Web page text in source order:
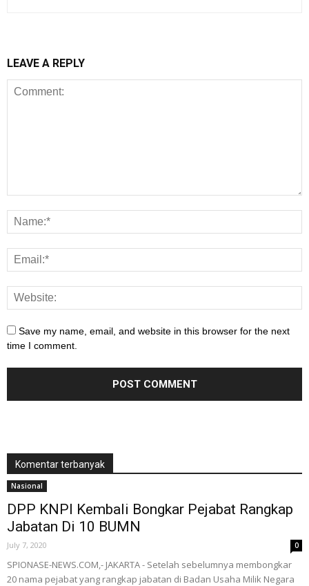
LEAVE A REPLY
Save my name, email, and website in this browser for the next
time I comment.
Komentar terbanyak
Nasional
DPP KNPI Kembali Bongkar Pejabat Rangkap
Jabatan Di 10 BUMN
July 7, 2020 0
SPIONASE-NEWS.COM,- JAKARTA - Setelah sebelumnya membongkar
20 nama pejabat yang rangkap jabatan di Badan Usaha Milik Negara